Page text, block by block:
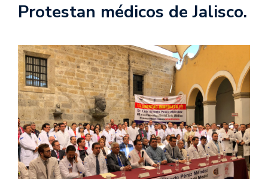
Protestan médicos de Jalisco.